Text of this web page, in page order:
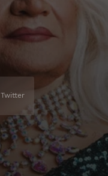
Twitter